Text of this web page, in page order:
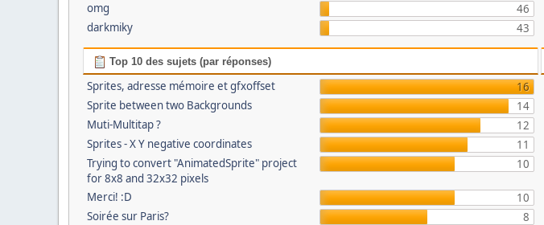
omg
46
darkmiky
43
Top 10 des sujets (par réponses)
Sprites, adresse mémoire et gfxoffset
16
Sprite between two Backgrounds
14
Muti-Multitap ?
12
Sprites - X Y negative coordinates
11
Trying to convert "AnimatedSprite" project
for 8x8 and 32x32 pixels
10
Merci! :D
10
Soirée sur Paris?
8